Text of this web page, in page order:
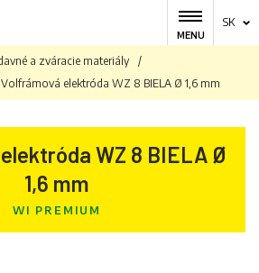
MENU
SK
a zváracie materiály
/
Volfrámová elektróda WZ 8 BIELA ​​Ø 1,6 mm
WZ 8 BIELA ​​Ø
1,6 mm
WI PREMIUM